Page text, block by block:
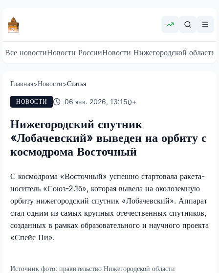
Все новостиНовости РоссииНовости Нижегородской области
Главная>Новости>Статья
НОВОСТИ 06 янв. 2026, 13:150+
Нижегородский спутник
«Лобачевский» выведен на орбиту с
космодрома Восточный
С космодрома «Восточный» успешно стартовала ракета-
носитель «Союз-2.1б», которая вывела на околоземную
орбиту нижегородский спутник «Лобачевский». Аппарат
стал одним из самых крупных отечественных спутников,
созданных в рамках образовательного и научного проекта
«Спейс Пи».
Источник фото: правительство Нижегородской области